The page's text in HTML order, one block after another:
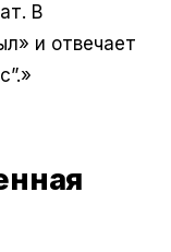
В
и отвечает